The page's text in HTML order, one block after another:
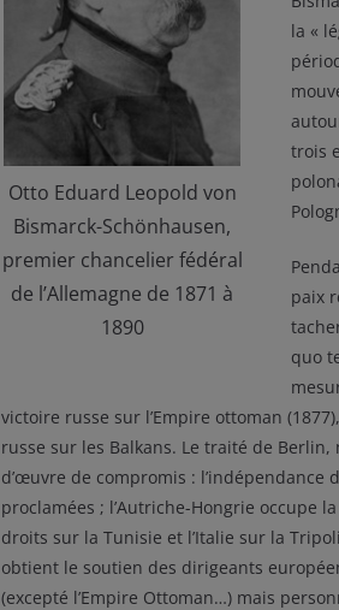
Otto Eduard Leopold von
Bismarck-Schönhausen,
premier chancelier fédéral
de l’Allemagne de 1871 à
1890
la «
trois
paix
quo
victoire russe sur l’Empire ottoman
russe sur les Balkans. Le traité de
d’œuvre de compromis : l’indépendance
proclamées ; l’Autriche-Hongrie occupe
droits sur la Tunisie et l’Italie sur la
obtient le soutien des dirigeants
(excepté l’Empire Ottoman…) mais